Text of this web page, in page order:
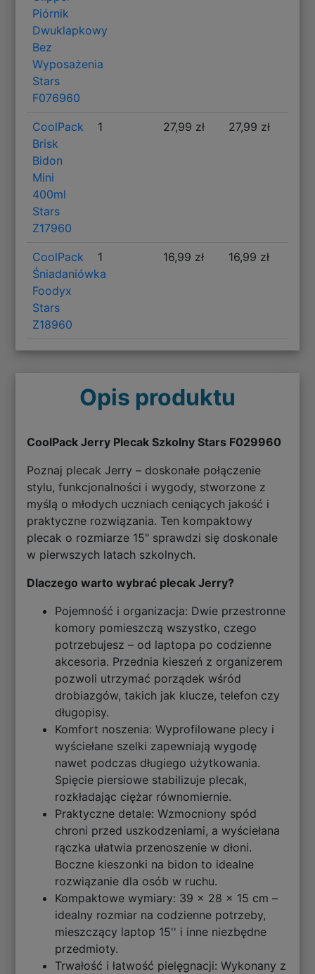
Piórnik
Dwuklapkowy
Bez
Wyposażenia
Stars
F076960
CoolPack
Brisk
Bidon
Mini
400ml
Stars
Z17960
1 27,99 zł 27,99 zł
CoolPack
Śniadaniówka
Foodyx
Stars
Z18960
1 16,99 zł 16,99 zł
Opis produktu
CoolPack Jerry Plecak Szkolny Stars F029960
Poznaj plecak Jerry – doskonałe połączenie
stylu, funkcjonalności i wygody, stworzone z
myślą o młodych uczniach ceniących jakość i
praktyczne rozwiązania. Ten kompaktowy
plecak o rozmiarze 15" sprawdzi się doskonale
w pierwszych latach szkolnych.
Dlaczego warto wybrać plecak Jerry?
Pojemność i organizacja: Dwie przestronne
komory pomieszczą wszystko, czego
potrzebujesz – od laptopa po codzienne
akcesoria. Przednia kieszeń z organizerem
pozwoli utrzymać porządek wśród
drobiazgów, takich jak klucze, telefon czy
długopisy.
Komfort noszenia: Wyprofilowane plecy i
wyściełane szelki zapewniają wygodę
nawet podczas długiego użytkowania.
Spięcie piersiowe stabilizuje plecak,
rozkładając ciężar równomiernie.
Praktyczne detale: Wzmocniony spód
chroni przed uszkodzeniami, a wyściełana
rączka ułatwia przenoszenie w dłoni.
Boczne kieszonki na bidon to idealne
rozwiązanie dla osób w ruchu.
Kompaktowe wymiary: 39 x 28 x 15 cm –
idealny rozmiar na codzienne potrzeby,
mieszczący laptop 15'' i inne niezbędne
przedmioty.
Trwałość i łatwość pielęgnacji: Wykonany z